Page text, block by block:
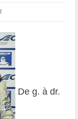
De g. à dr.